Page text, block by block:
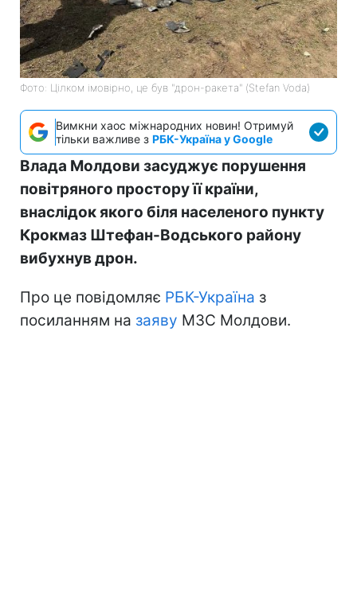
Фото: Цілком імовірно, це був "дрон-ракета" (Stefan Voda)
Вимкни хаос міжнародних новин! Отримуй
тільки важливе з РБК-Україна у Google
Влада Молдови засуджує порушення
повітряного простору її країни,
внаслідок якого біля населеного пункту
Крокмаз Штефан-Водського району
вибухнув дрон.
Про це повідомляє РБК-Україна з
посиланням на заяву МЗС Молдови.